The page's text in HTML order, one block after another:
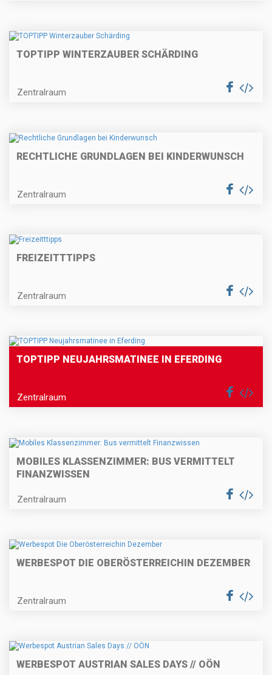
TOPTIPP WINTERZAUBER SCHÄRDING
Zentralraum
RECHTLICHE GRUNDLAGEN BEI KINDERWUNSCH
Zentralraum
FREIZEITTTIPPS
Zentralraum
TOPTIPP NEUJAHRSMATINEE IN EFERDING
Zentralraum
MOBILES KLASSENZIMMER: BUS VERMITTELT
FINANZWISSEN
Zentralraum
WERBESPOT DIE OBERÖSTERREICHIN DEZEMBER
Zentralraum
WERBESPOT AUSTRIAN SALES DAYS // OÖN